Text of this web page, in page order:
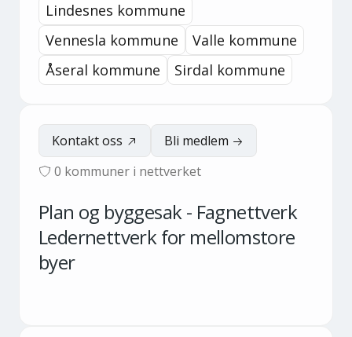
Lindesnes kommune
Vennesla kommune
Valle kommune
Åseral kommune
Sirdal kommune
Kontakt oss
Bli medlem
0 kommuner i nettverket
Plan og byggesak - Fagnettverk
Ledernettverk for mellomstore
byer